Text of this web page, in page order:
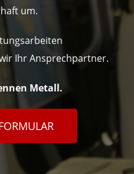
um.
Ihr Ansprechpartner.
Metall.